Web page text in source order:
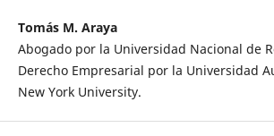
Tomás M. Araya
Abogado por la Universidad Nacional de
Derecho Empresarial por la Universidad
New York University.